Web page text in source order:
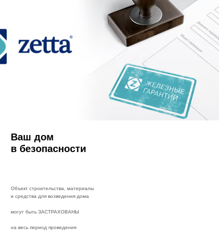
Ваш дом
в безопасности
Объект строительства, материалы
и средства для возведения дома
могут быть ЗАСТРАХОВАНЫ
на весь период проведения